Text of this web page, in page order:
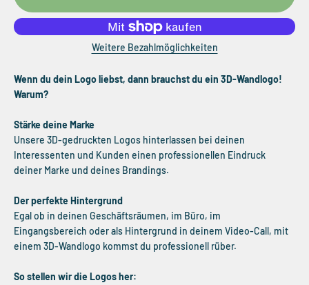
Weitere Bezahlmöglichkeiten
Wenn du dein Logo liebst, dann brauchst du ein 3D-Wandlogo!
Warum?
Stärke deine Marke
Unsere 3D-gedruckten Logos hinterlassen bei deinen
Interessenten und Kunden einen professionellen Eindruck
deiner Marke und deines Brandings.
Der perfekte Hintergrund
Egal ob in deinen Geschäftsräumen, im Büro, im
Eingangsbereich oder als Hintergrund in deinem Video-Call, mit
einem 3D-Wandlogo kommst du professionell rüber.
So stellen wir die Logos her: